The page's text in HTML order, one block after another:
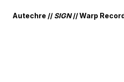
Autechre // SIGN// Warp